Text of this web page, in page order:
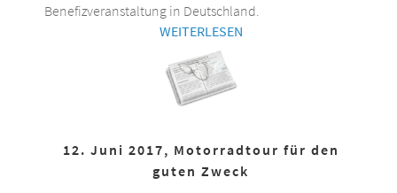
Benefizveranstaltung in Deutschland.
WEITERLESEN
12. Juni 2017, Motorradtour für den
guten Zweck